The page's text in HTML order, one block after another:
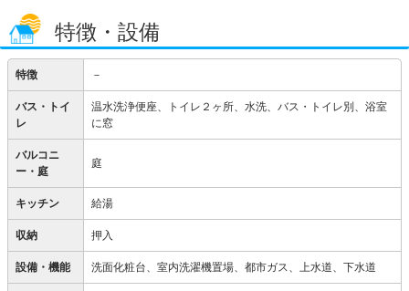
特徴・設備
特徴 －
バス・トイ
レ
温水洗浄便座、トイレ２ヶ所、水洗、バス・トイレ別、浴室
に窓
バルコニ
ー・庭
庭
キッチン 給湯
収納 押入
設備・機能 洗面化粧台、室内洗濯機置場、都市ガス、上水道、下水道